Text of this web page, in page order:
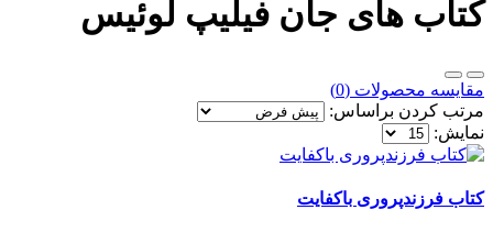
کتاب های جان فیلیپ لوئیس
مقایسه محصولات (0)
مرتب کردن براساس:
نمایش:
کتاب فرزندپروری باکفایت